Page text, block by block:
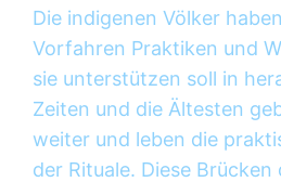
Die indigenen Völker
Vorfahren Praktiken und
sie unterstützen soll in
Zeiten und die Ältesten
weiter und leben die
der Rituale. Diese Brücken